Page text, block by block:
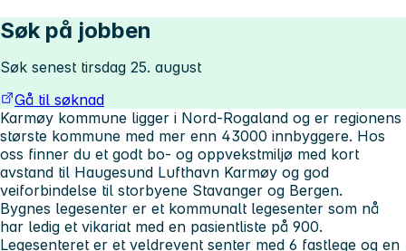
Søk på jobben
Søk senest tirsdag 25. august
Gå til søknad
Karmøy kommune ligger i Nord-Rogaland og er regionens
største kommune med mer enn 43000 innbyggere. Hos
oss finner du et godt bo- og oppvekstmiljø med kort
avstand til Haugesund Lufthavn Karmøy og god
veiforbindelse til storbyene Stavanger og Bergen.
Bygnes legesenter er et kommunalt legesenter som nå
har ledig et vikariat med en pasientliste på 900.
Legesenteret er et veldrevent senter med 6 fastlege og en